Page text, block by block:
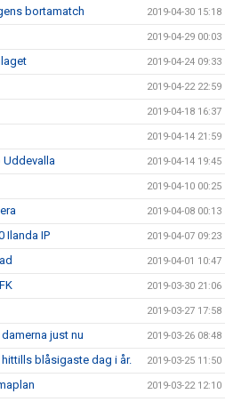
bortamatch 2019-04-30 15:18
2019-04-29 00:03
2019-04-24 09:33
2019-04-22 22:59
2019-04-18 16:37
2019-04-14 21:59
Uddevalla 2019-04-14 19:45
2019-04-10 00:25
2019-04-08 00:13
Ilanda IP 2019-04-07 09:23
2019-04-01 10:47
2019-03-30 21:06
2019-03-27 17:58
just nu 2019-03-26 08:48
blåsigaste dag i år. 2019-03-25 11:50
2019-03-22 12:10